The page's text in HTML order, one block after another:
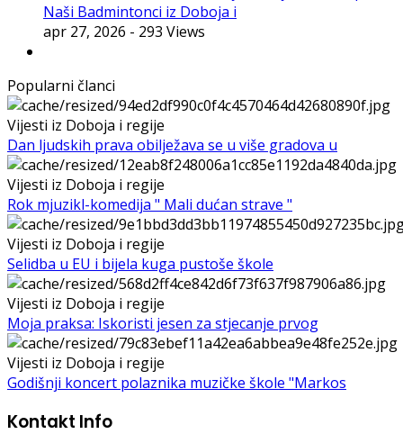
Naši Badmintonci iz Doboja i
apr 27, 2026 - 293 Views
Popularni članci
Vijesti iz Doboja i regije
Dan ljudskih prava obilježava se u više gradova u
Vijesti iz Doboja i regije
Rok mjuzikl-komedija " Mali dućan strave "
Vijesti iz Doboja i regije
Selidba u EU i bijela kuga pustoše škole
Vijesti iz Doboja i regije
Moja praksa: Iskoristi jesen za stjecanje prvog
Vijesti iz Doboja i regije
Godišnji koncert polaznika muzičke škole "Markos
Kontakt Info